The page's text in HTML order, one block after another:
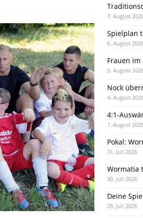
7. August
Spielplan
6. August
Frauen im
5. August
Nock
4. August
4:1-
1. August
Pokal:
31. Juli 2026
Wormatia
30. Juli 2026
Deine
28. Juli 2026